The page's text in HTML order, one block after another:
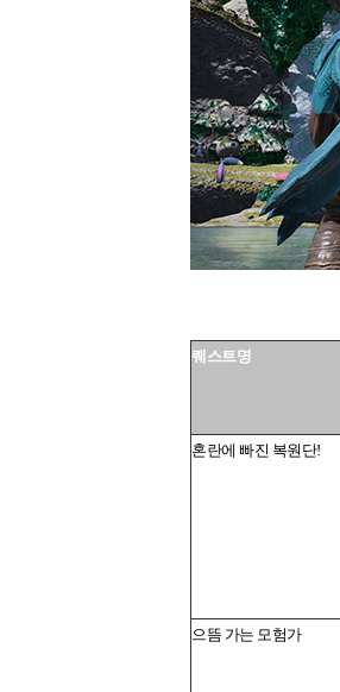
퀘스트명
혼란에 빠진 복원단!
으뜸 가는 모험가